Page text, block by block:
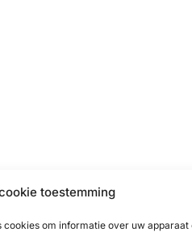
toestemming
om informatie over uw apparaat